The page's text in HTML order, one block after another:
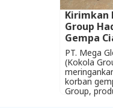
Kirimkan
Group
Gempa
PT. Mega
(Kokola
korban
Group,